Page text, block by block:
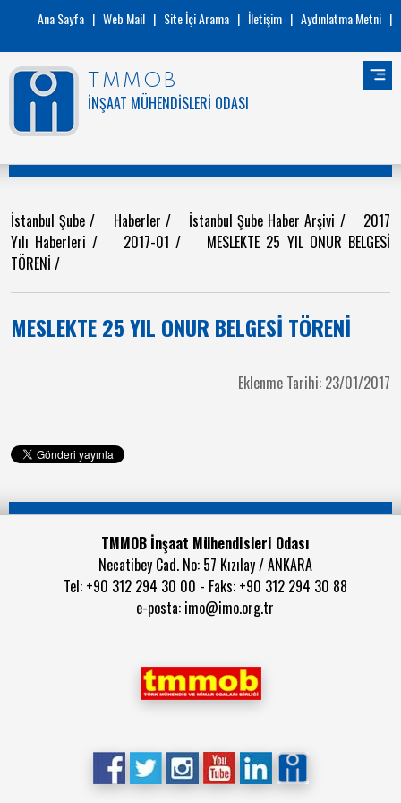
Ana Sayfa | Web Mail | Site İçi Arama | İletişim | Aydınlatma Metni |
TMMOB
İNŞAAT MÜHENDİSLERİ ODASI
İstanbul Şube/ Haberler / İstanbul Şube Haber Arşivi / 2017
Yılı Haberleri/ 2017-01/ MESLEKTE 25 YIL ONUR BELGESİ
TÖRENİ /
MESLEKTE 25 YIL ONUR BELGESİ TÖRENİ
Eklenme Tarihi: 23/01/2017
TMMOB İnşaat Mühendisleri Odası
Necatibey Cad. No: 57 Kızılay / ANKARA
Tel: +90 312 294 30 00 - Faks: +90 312 294 30 88
e-posta: imo@imo.org.tr